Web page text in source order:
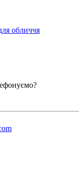
обличчя